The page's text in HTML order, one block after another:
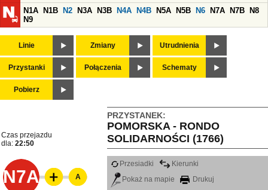
N1A
N1B N2 N3A N3B N4A N4B N5A N5B N6 N7A N7B
N8
N9
Linie Zmiany Utrudnienia
Przystanki Połączenia Schematy
Pobierz
PRZYSTANEK:
POMORSKA - RONDO
SOLIDARNOŚCI (1766)
Czas przejazdu
dla: 22:50
N7A
Przesiadki
Kierunki
Pokaż na mapie
Drukuj
A